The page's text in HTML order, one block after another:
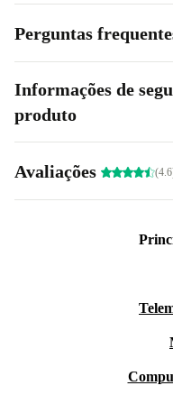
Perguntas
Informações de
produto
Avaliações